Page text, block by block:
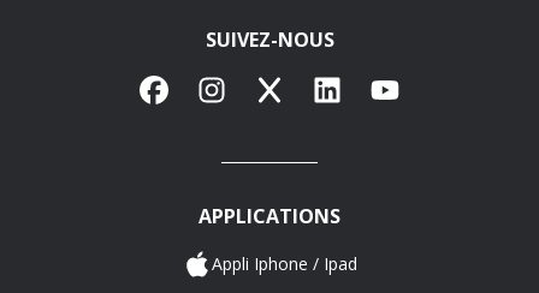
SUIVEZ-NOUS
FacebookInstagram
X LinkedInYouTube
APPLICATIONS
Appli Iphone / Ipad